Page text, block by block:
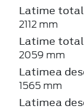
Latime
2112 mm
Latime
2059 mm
Latimea
1565 mm
Latimea